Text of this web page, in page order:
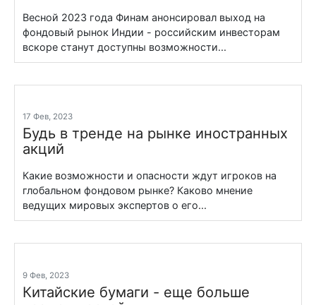
Весной 2023 года Финам анонсировал выход на
фондовый рынок Индии - российским инвесторам
вскоре станут доступны возможности...
17 Фев, 2023
Будь в тренде на рынке иностранных
акций
Какие возможности и опасности ждут игроков на
глобальном фондовом рынке? Каково мнение
ведущих мировых экспертов о его...
9 Фев, 2023
Китайские бумаги - еще больше